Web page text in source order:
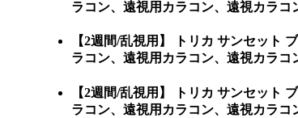
ラコン、遠視用カラコン、遠視カラ
【2週間/乱視用】 トリカ サンセット
ラコン、遠視用カラコン、遠視カラ
【2週間/乱視用】 トリカ サンセット
ラコン、遠視用カラコン、遠視カラコ